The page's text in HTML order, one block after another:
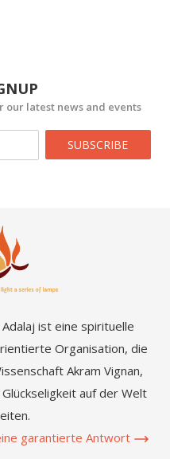
our latest news and events
SUBSCRIBE
ist eine spirituelle
Organisation, die
Akram Vignan,
auf der Welt
garantierte Antwort